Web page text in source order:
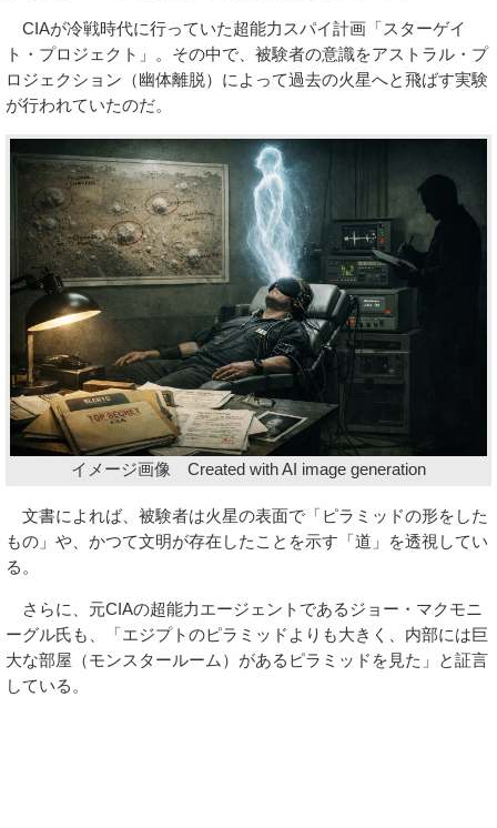
CIAが冷戦時代に行っていた超能力スパイ計画「スターゲイ
ト・プロジェクト」。その中で、被験者の意識をアストラル・プ
ロジェクション（幽体離脱）によって過去の火星へと飛ばす実験
が行われていたのだ。
イメージ画像 Created with AI image generation
文書によれば、被験者は火星の表面で「ピラミッドの形をした
もの」や、かつて文明が存在したことを示す「道」を透視してい
る。
さらに、元CIAの超能力エージェントであるジョー・マクモニ
ーグル氏も、「エジプトのピラミッドよりも大きく、内部には巨
大な部屋（モンスタールーム）があるピラミッドを見た」と証言
している。